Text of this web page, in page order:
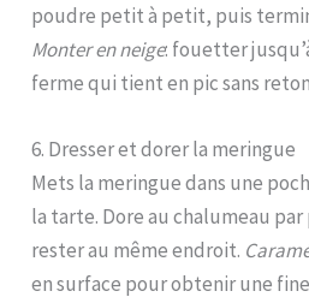
poudre petit à petit, puis
Monter en neige: fouetter
ferme qui tient en pic sans
6. Dresser et dorer la meringue
Mets la meringue dans une
la tarte. Dore au chalumeau
rester au même endroit.
en surface pour obtenir une